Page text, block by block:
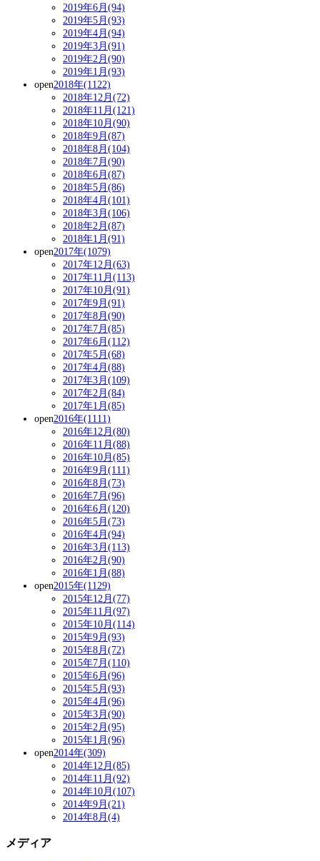
2019年6月(94)
2019年5月(93)
2019年4月(94)
2019年3月(91)
2019年2月(90)
2019年1月(93)
open2018年(1122)
2018年12月(72)
2018年11月(121)
2018年10月(90)
2018年9月(87)
2018年8月(104)
2018年7月(90)
2018年6月(87)
2018年5月(86)
2018年4月(101)
2018年3月(106)
2018年2月(87)
2018年1月(91)
open2017年(1079)
2017年12月(63)
2017年11月(113)
2017年10月(91)
2017年9月(91)
2017年8月(90)
2017年7月(85)
2017年6月(112)
2017年5月(68)
2017年4月(88)
2017年3月(109)
2017年2月(84)
2017年1月(85)
open2016年(1111)
2016年12月(80)
2016年11月(88)
2016年10月(85)
2016年9月(111)
2016年8月(73)
2016年7月(96)
2016年6月(120)
2016年5月(73)
2016年4月(94)
2016年3月(113)
2016年2月(90)
2016年1月(88)
open2015年(1129)
2015年12月(77)
2015年11月(97)
2015年10月(114)
2015年9月(93)
2015年8月(72)
2015年7月(110)
2015年6月(96)
2015年5月(93)
2015年4月(96)
2015年3月(90)
2015年2月(95)
2015年1月(96)
open2014年(309)
2014年12月(85)
2014年11月(92)
2014年10月(107)
2014年9月(21)
2014年8月(4)
メディア